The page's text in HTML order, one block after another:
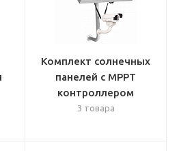
Комплект солнечных
панелей с МРРТ
контроллером
3 товара